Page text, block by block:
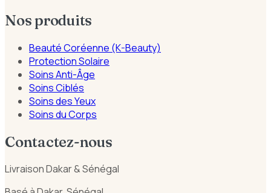
Nos produits
Beauté Coréenne (K-Beauty)
Protection Solaire
Soins Anti-Âge
Soins Ciblés
Soins des Yeux
Soins du Corps
Contactez-nous
Livraison Dakar & Sénégal